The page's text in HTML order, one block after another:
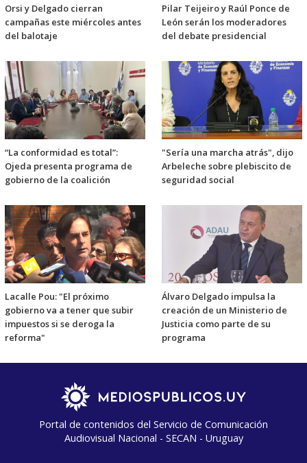
Orsi y Delgado cierran
campañas este miércoles antes
del balotaje
Pilar Teijeiro y Raúl Ponce de
León serán los moderadores
del debate presidencial
“La conformidad es total”:
Ojeda presenta programa de
gobierno de la coalición
"Sería una marcha atrás", dijo
Arbeleche sobre plebiscito de
seguridad social
Lacalle Pou: "El próximo
gobierno va a tener que subir
impuestos si se deroga la
reforma"
Álvaro Delgado impulsa la
creación de un Ministerio de
Justicia como parte de su
programa
Portal de contenidos del Servicio de Comunicación
Audiovisual Nacional - SECAN - Uruguay